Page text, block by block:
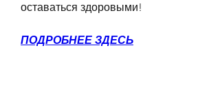
оставаться здоровыми!
ПОДРОБНЕЕ ЗДЕСЬ